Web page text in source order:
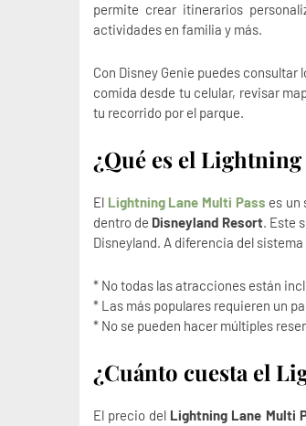
permite crear itinerarios
actividades en familia y más.
Con Disney Genie puedes consultar
comida desde tu celular, revisar
tu recorrido por el parque.
¿Qué es el
El Lightning Lane Multi Pass es un
dentro de Disneyland Resort. Este
Disneyland. A diferencia del
* No todas las atracciones están
* Las más populares requieren un
* No se pueden hacer múltiples
¿Cuánto cuesta el
El precio del Lightning Lane Multi